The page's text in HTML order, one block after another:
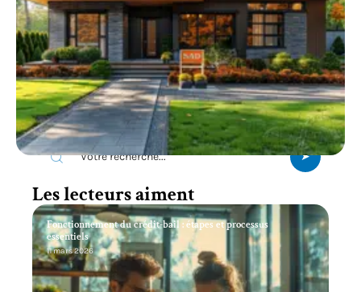
Recherche
Les lecteurs aiment
Fonctionnement du crédit-bail : étapes et processus
essentiels
11 mars 2026